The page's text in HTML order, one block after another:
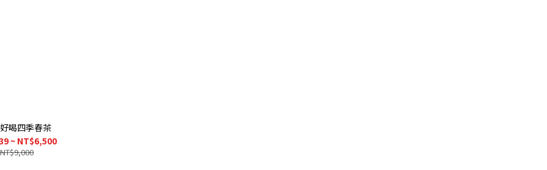
喝四季春茶
~ NT$6,500
NT$9,000